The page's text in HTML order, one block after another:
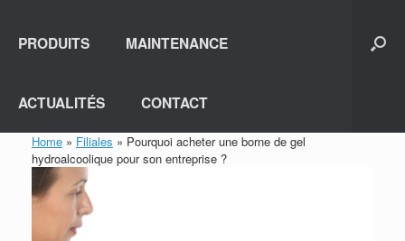
PRODUITS MAINTENANCE
ACTUALITÉS CONTACT
Home » Filiales » Pourquoi acheter une borne de gel
hydroalcoolique pour son entreprise ?